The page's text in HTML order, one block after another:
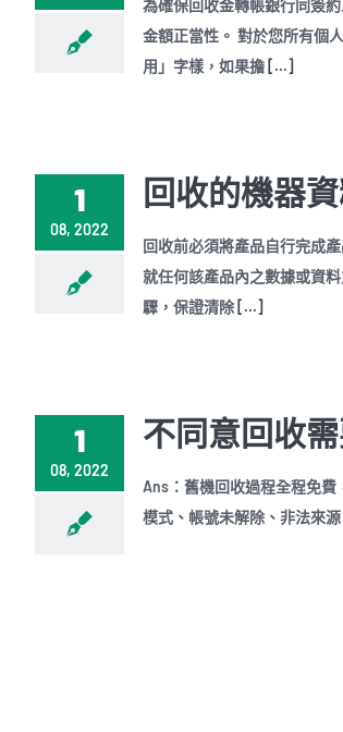
為確保回收金轉帳銀行同簽
金額正當性。 對於您所有個
用」字樣，如果擔 [...]
1
08, 2022
回收的機器
回收前必須將產品自行完成
就任何該產品內之數據或資
驟，保證清除 [...]
1
08, 2022
不同意回收
Ans：舊機回收過程全程免
模式、帳號未解除、非法來